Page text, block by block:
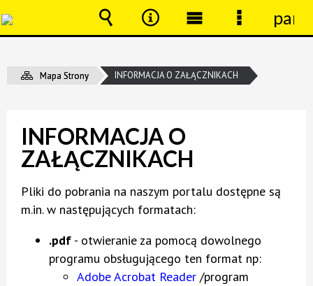
Mapa Strony INFORMACJA O ZAŁĄCZNIKACH
INFORMACJA O
ZAŁĄCZNIKACH
Pliki do pobrania na naszym portalu dostępne są
m.in. w następujących formatach:
.pdf - otwieranie za pomocą dowolnego
programu obsługującego ten format np:
Adobe Acrobat Reader /program
Wyszukiwarka
Narzędzia
MenuMenu